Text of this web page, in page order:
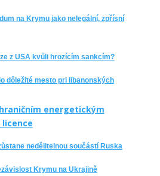
na Krymu jako nelegální, zpřísní
z USA kvůli hrozícím sankcím?
dôležité mesto pri libanonských
energetickým
nedělitelnou součástí Ruska
Krymu na Ukrajině